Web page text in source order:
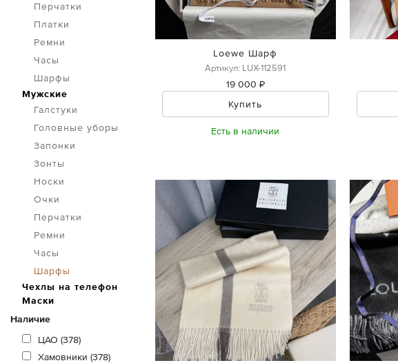
Перчатки
Платки
Ремни
Часы
Шарфы
Мужские
Галстуки
Головные уборы
Запонки
Зонты
Носки
Очки
Перчатки
Ремни
Часы
Шарфы
Чехлы на телефон
Маски
Наличие
ЦАО (378)
Хамовники (378)
Loewe Шарф
Артикул: LUX-112591
19 000 ₽
Купить
Есть в наличии